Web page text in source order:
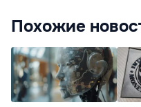
Похожие